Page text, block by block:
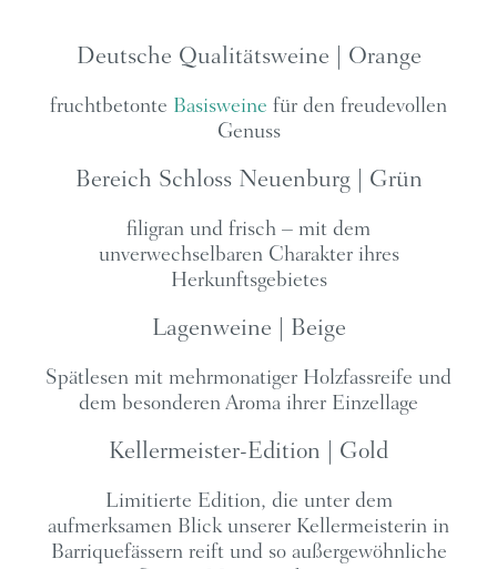
Deutsche Qualitätsweine | Orange
fruchtbetonte Basisweine für den freudevollen
Genuss
Bereich Schloss Neuenburg | Grün
filigran und frisch – mit dem
unverwechselbaren Charakter ihres
Herkunftsgebietes
Lagenweine | Beige
Spätlesen mit mehrmonatiger Holzfassreife und
dem besonderen Aroma ihrer Einzellage
Kellermeister-Edition | Gold
Limitierte Edition, die unter dem
aufmerksamen Blick unserer Kellermeisterin in
Barriquefässern reift und so außergewöhnliche